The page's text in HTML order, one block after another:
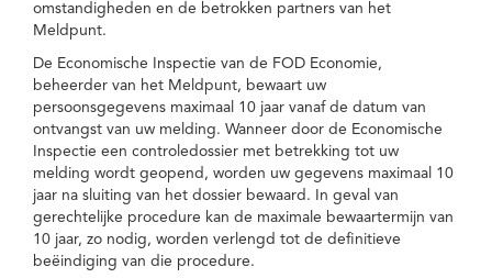
omstandigheden en de betrokken partners van het
Meldpunt.
De Economische Inspectie van de FOD Economie,
beheerder van het Meldpunt, bewaart uw
persoonsgegevens maximaal 10 jaar vanaf de datum van
ontvangst van uw melding. Wanneer door de Economische
Inspectie een controledossier met betrekking tot uw
melding wordt geopend, worden uw gegevens maximaal 10
jaar na sluiting van het dossier bewaard. In geval van
gerechtelijke procedure kan de maximale bewaartermijn van
10 jaar, zo nodig, worden verlengd tot de definitieve
beëindiging van die procedure.